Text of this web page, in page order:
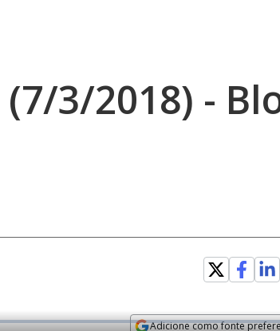
3/2018) -
Adicione como fonte